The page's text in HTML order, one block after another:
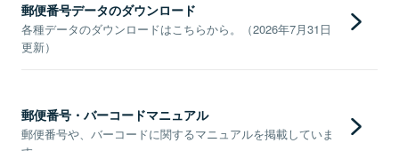
郵便番号データのダウンロード
各種データのダウンロードはこちらから。（2026年7月31日
更新）
郵便番号・バーコードマニュアル
郵便番号や、バーコードに関するマニュアルを掲載していま